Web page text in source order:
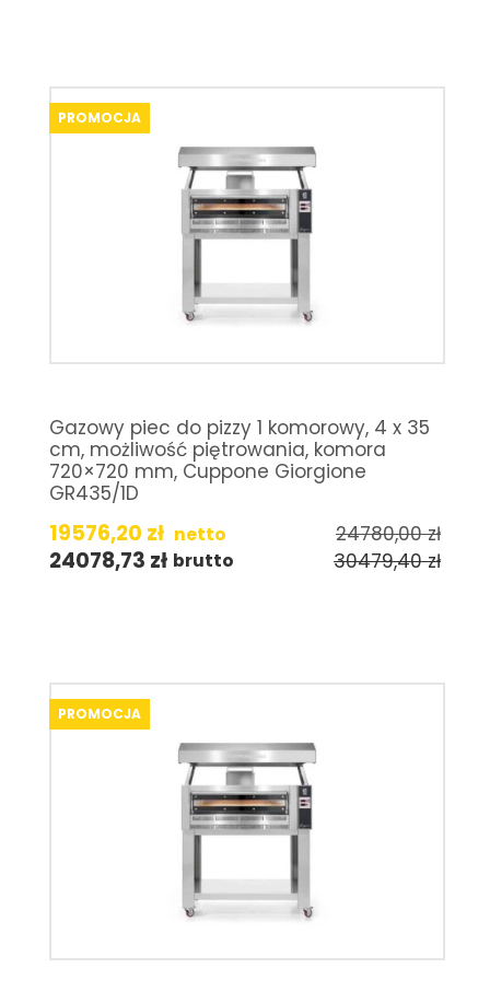
PROMOCJA
Gazowy piec do pizzy 1 komorowy, 4 x 35
cm, możliwość piętrowania, komora
720×720 mm, Cuppone Giorgione
GR435/1D
19576,20 zł netto 24780,00zł
24078,73 zł brutto 30479,40zł
PROMOCJA